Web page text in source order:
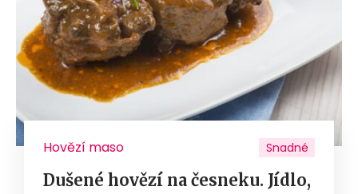
Hovězí maso Snadné
Dušené hovězí na česneku. Jídlo,